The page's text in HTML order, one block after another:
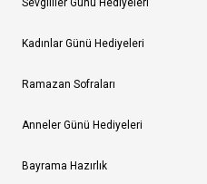
Sevgililer Günü Hediyeleri
Kadınlar Günü Hediyeleri
Ramazan Sofraları
Anneler Günü Hediyeleri
Bayrama Hazırlık